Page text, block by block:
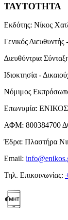
ΤΑΥΤΟΤΗΤΑ
Εκδότης: Νίκος
Γενικός Διευθυντής
Διευθύντρια
Ιδιοκτησία -
Νόμιμος
Επωνυμία:
ΑΦΜ: 800384700
Έδρα: Πλαστήρα
Email:
Τηλ. Επικοινωνίας: